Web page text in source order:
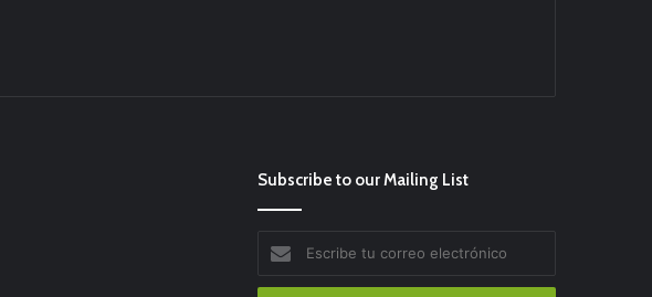
Subscribe to our Mailing List
correo